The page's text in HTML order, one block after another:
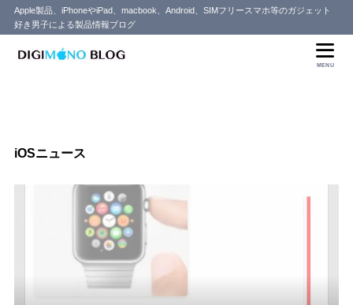
Apple製品、iPhoneやiPad、macbook、Android、SIMフリースマホ等のガジェット
好き男子による製品情報ブログ
MENU
iOSニュース